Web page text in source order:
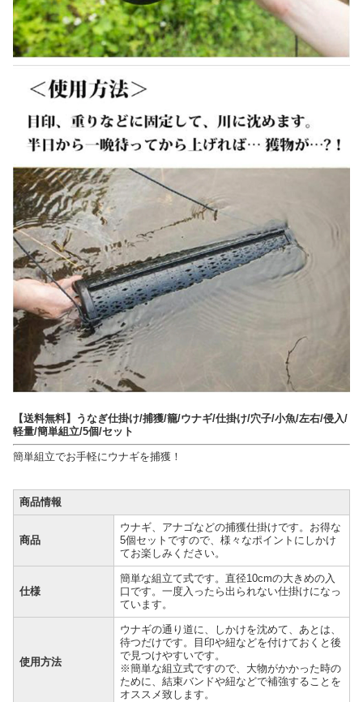
【送料無料】うなぎ仕掛け/捕獲/籠/ウナギ/仕掛け/穴子/小魚/左右/侵入/
軽量/簡単組立/5個/セット
簡単組立でお手軽にウナギを捕獲！
商品情報
商品
ウナギ、アナゴなどの捕獲仕掛けです。お得な
5個セットですので、様々なポイントにしかけ
てお楽しみください。
仕様
簡単な組立て式です。直径10cmの大きめの入
口です。一度入ったら出られない仕掛けになっ
ています。
使用方法
ウナギの通り道に、しかけを沈めて、あとは、
待つだけです。目印や紐などを付けておくと後
で見つけやすいです。
※簡単な組立式ですので、大物がかかった時の
ために、結束バンドや紐などで補強することを
オススメ致します。